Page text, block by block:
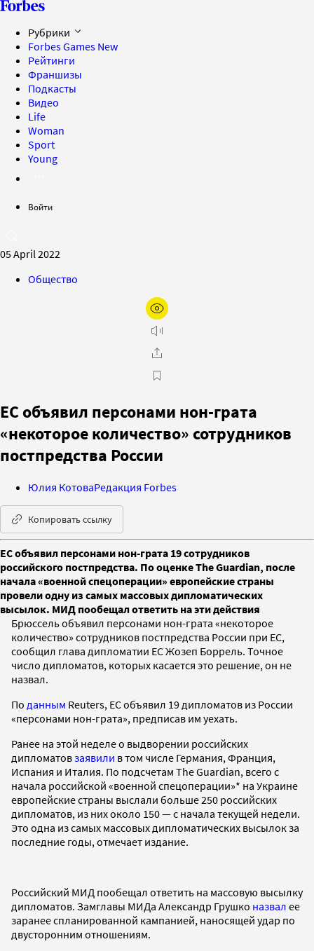
Рубрики
Forbes Games New
Рейтинги
Франшизы
Подкасты
Видео
Life
Woman
Sport
Young
Войти
05 April 2022
Общество
ЕС объявил персонами нон-грата
«некоторое количество» сотрудников
постпредства России
Юлия КотоваРедакция Forbes
Копировать ссылку
ЕС объявил персонами нон-грата 19 сотрудников
российского постпредства. По оценке The Guardian, после
начала «военной спецоперации» европейские страны
провели одну из самых массовых дипломатических
высылок. МИД пообещал ответить на эти действия
Брюссель объявил персонами нон-грата «некоторое
количество» сотрудников постпредства России при ЕС,
сообщил глава дипломатии ЕС Жозеп Боррель. Точное
число дипломатов, которых касается это решение, он не
назвал.
По данным Reuters, ЕС объявил 19 дипломатов из России
«персонами нон-грата», предписав им уехать.
Ранее на этой неделе о выдворении российских
дипломатовзаявили в том числе Германия, Франция,
Испания и Италия. По подсчетам The Guardian, всего с
начала российской «военной спецоперации»* на Украине
европейские страны выслали больше 250 российских
дипломатов, из них около 150 — с начала текущей недели.
Это одна из самых массовых дипломатических высылок за
последние годы, отмечает издание.
Российский МИД пообещал ответить на массовую высылку
дипломатов. Замглавы МИДа Александр Грушко назвал ее
заранее спланированной кампанией, наносящей удар по
двусторонним отношениям.